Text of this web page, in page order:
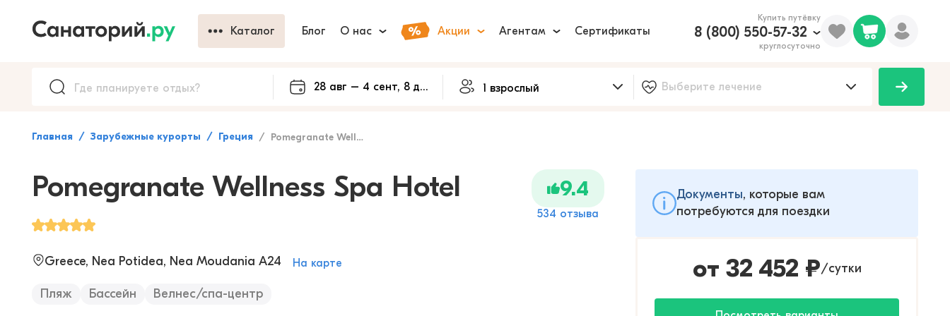
Каталог Блог О нас Акции Агентам Сертификаты
Купить путёвку
8 (800) 550-57-32
круглосуточно
Главная Зарубежные курорты Греция Pomegranate Wellness Spa Hotel
Pomegranate Wellness Spa Hotel
Greece, Nea Potidea, Nea Moudania A24 На карте
Пляж Бассейн Велнес/спа-центр
9.4
534 отзыва
Документы, которые вам
потребуются для поездки
от 32 452 ₽/сутки